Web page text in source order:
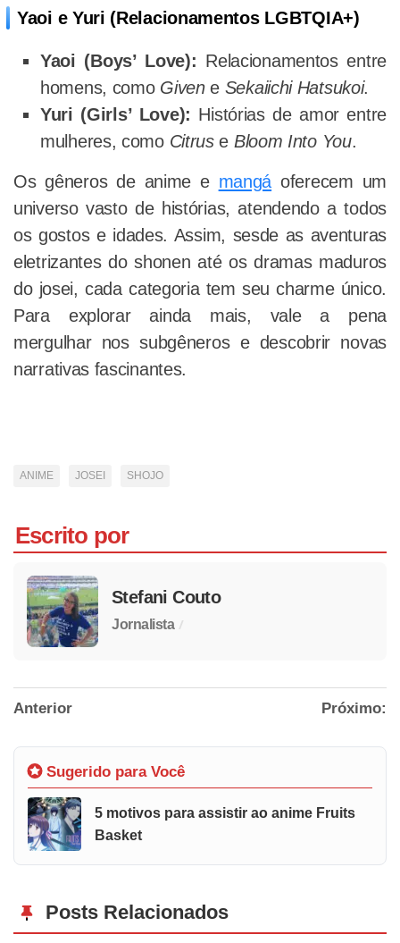
Yaoi e Yuri (Relacionamentos LGBTQIA+)
Yaoi (Boys’ Love): Relacionamentos entre
homens, como Givene Sekaiichi Hatsukoi.
Yuri (Girls’ Love): Histórias de amor entre
mulheres, como Citruse Bloom Into You.
Os gêneros de anime e mangá oferecem um
universo vasto de histórias, atendendo a todos
os gostos e idades. Assim, sesde as aventuras
eletrizantes do shonen até os dramas maduros
do josei, cada categoria tem seu charme único.
Para explorar ainda mais, vale a pena
mergulhar nos subgêneros e descobrir novas
narrativas fascinantes.
ANIME JOSEI SHOJO
Escrito por
Stefani Couto
Jornalista /
Anterior Próximo:
Sugerido para Você
5 motivos para assistir ao anime Fruits
Basket
Posts Relacionados